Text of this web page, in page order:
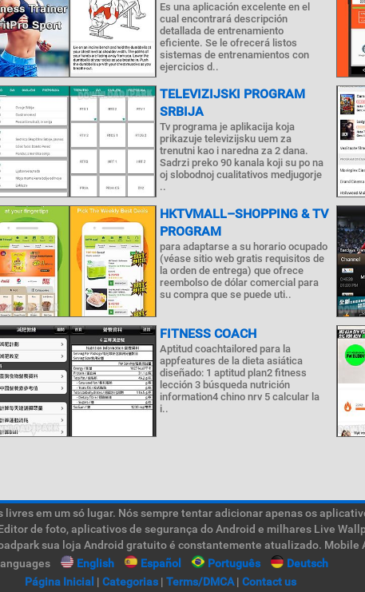
Es una aplicación excelente en el
cual encontrará descripción
detallada de entrenamiento
eficiente. Se le ofrecerá listos
sistemas de entrenamientos con
ejercicios d..
TELEVIZIJSKI PROGRAM
SRBIJA
Tv programa je aplikacija koja
prikazuje televizijsku uem za
trenutni kao i naredna za 2 dana.
Sadrzi preko 90 kanala koji su po na
oj slobodnoj cualitativos medjugorje
..
HKTVMALL–SHOPPING & TV
PROGRAM
para adaptarse a su horario ocupado
(véase sitio web gratis requisitos de
la orden de entrega) que ofrece
reembolso de dólar comercial para
su compra que se puede uti..
FITNESS COACH
Aptitud coachtailored para la
appfeatures de la dieta asiática
diseñado: 1 aptitud plan2 fitness
lección 3 búsqueda nutrición
information4 chino nrv 5 calcular la
i..
em um só lugar. Nós sempre tentar adicionar apenas os
de foto, aplicativos de segurança do Android e milhares Live
sua loja Android gratuito é constantemente atualizado.
English Español Português
Deutsch
Página Inicial | Categorias | Terms/DMCA| Contact us